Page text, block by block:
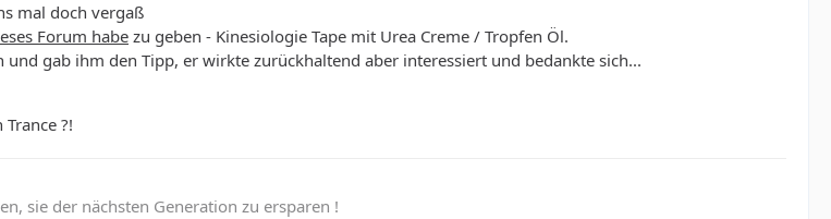
mal doch vergaß
Forum habe zu geben - Kinesiologie Tape mit Urea Creme / Tropfen Öl.
und gab ihm den Tipp, er wirkte zurückhaltend aber interessiert und bedankte sich...
?!
sie der nächsten Generation zu ersparen !